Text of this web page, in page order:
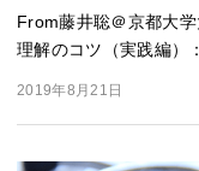
From藤井聡＠京都大
理解のコツ（実践編
2019年8月21日